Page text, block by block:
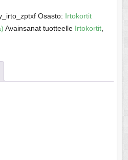
Osasto: Irtokortit
Avainsanat tuotteelle Irtokortit,